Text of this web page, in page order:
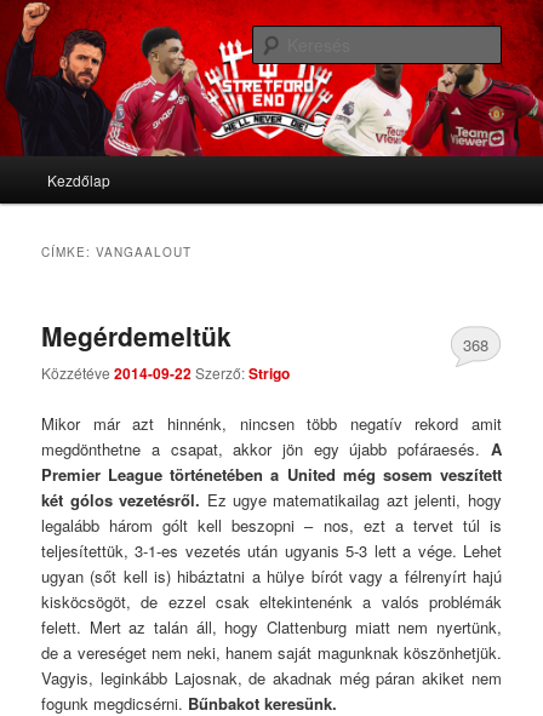
Stretford End
We'll never die
Tovább az elsődleges tartalomra
Tovább a másodlagos tartalomra
Kezdőlap
CÍMKE:VANGAALOUT
Megérdemeltük
Közzétéve2014-09-22Szerző:Strigo
368
Mikor már azt hinnénk, nincsen több negatív rekord amit
megdönthetne a csapat, akkor jön egy újabb pofáraesés. A
Premier League történetében a United még sosem veszített
két gólos vezetésről. Ez ugye matematikailag azt jelenti, hogy
legalább három gólt kell beszopni – nos, ezt a tervet túl is
teljesítettük, 3-1-es vezetés után ugyanis 5-3 lett a vége. Lehet
ugyan (sőt kell is) hibáztatni a hülye bírót vagy a félrenyírt hajú
kisköcsögöt, de ezzel csak eltekintenénk a valós problémák
felett. Mert az talán áll, hogy Clattenburg miatt nem nyertünk,
de a vereséget nem neki, hanem saját magunknak köszönhetjük.
Vagyis, leginkább Lajosnak, de akadnak még páran akiket nem
fogunk megdicsérni. Bűnbakot keresünk.